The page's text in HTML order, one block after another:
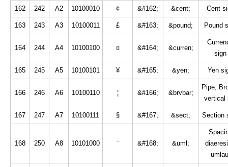
162 242 A2 10100010 ¢ &#162; &cent; Cent
163 243 A3 10100011 £ &#163; &pound; Pound
164 244 A4 10100100 ¤ &#164; &curren;
sign
165 245 A5 10100101 ¥ &#165; &yen; Yen
166 246 A6 10100110 ¦ &#166; &brvbar;
Pipe,
vertical
167 247 A7 10100111 § &#167; &sect; Section
168 250 A8 10101000 ¨ &#168; &uml;